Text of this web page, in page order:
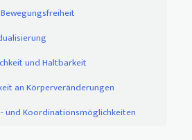
und Haltbarkeit
an Körperveränderungen
und Koordinationsmöglichkeiten